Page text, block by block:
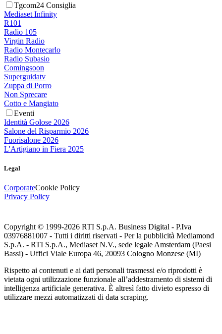
Tgcom24 Consiglia
Mediaset Infinity
R101
Radio 105
Virgin Radio
Radio Montecarlo
Radio Subasio
Comingsoon
Superguidatv
Zuppa di Porro
Non Sprecare
Cotto e Mangiato
Eventi
Identità Golose 2026
Salone del Risparmio 2026
Fuorisalone 2026
L'Artigiano in Fiera 2025
Legal
CorporateCookie Policy
Privacy Policy
Copyright © 1999-2026 RTI S.p.A. Business Digital - P.Iva
03976881007 - Tutti i diritti riservati - Per la pubblicità Mediamond
S.p.A. - RTI S.p.A., Mediaset N.V., sede legale Amsterdam (Paesi
Bassi) - Uffici Viale Europa 46, 20093 Cologno Monzese (MI)
Rispetto ai contenuti e ai dati personali trasmessi e/o riprodotti è
vietata ogni utilizzazione funzionale all’addestramento di sistemi di
intelligenza artificiale generativa. È altresì fatto divieto espresso di
utilizzare mezzi automatizzati di data scraping.